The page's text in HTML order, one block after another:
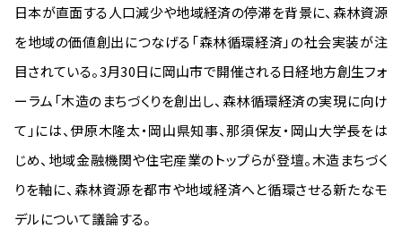
日本が直面する人口減少や地域経済の停滞を背景に、森林資源
を地域の価値創出につなげる「森林循環経済」の社会実装が注
目されている。3月30日に岡山市で開催される日経地方創生フォ
ーラム「木造のまちづくりを創出し、森林循環経済の実現に向け
て」には、伊原木隆太・岡山県知事、那須保友・岡山大学長をは
じめ、地域金融機関や住宅産業のトップらが登壇。木造まちづく
りを軸に、森林資源を都市や地域経済へと循環させる新たなモ
デルについて議論する。